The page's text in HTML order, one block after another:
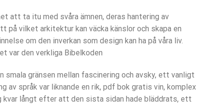
att ta itu med svåra ämnen, deras hantering av
på vilket arkitektur kan väcka känslor och skapa en
om den inverkan som design kan ha på våra liv.
var den verkliga Bibelkoden
gränsen mellan fascinering och avsky, ett vanligt
språk var liknande en rik, pdf bok gratis vin, komplex
kvar långt efter att den sista sidan hade bläddrats, ett